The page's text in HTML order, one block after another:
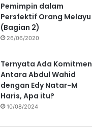
Pemimpin dalam
Persfektif Orang Melayu
(Bagian 2)
26/06/2020
Ternyata Ada Komitmen
Antara Abdul Wahid
dengan Edy Natar-M
Haris, Apa itu?
10/08/2024